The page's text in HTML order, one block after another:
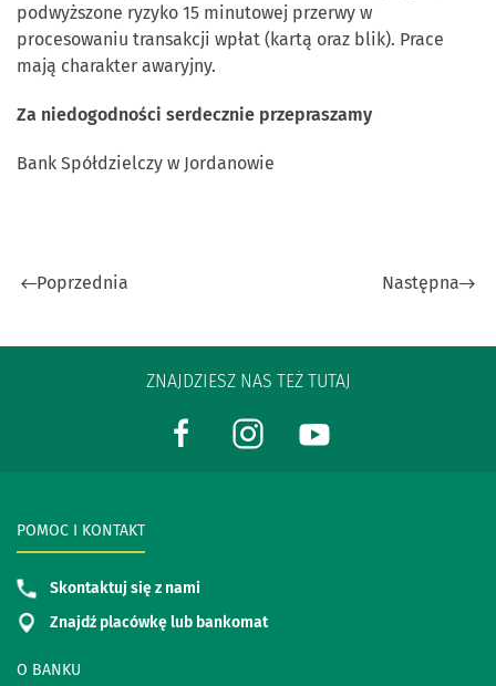
podwyższone ryzyko 15 minutowej przerwy w
procesowaniu transakcji wpłat (kartą oraz blik). Prace
mają charakter awaryjny.
Za niedogodności serdecznie przepraszamy
Bank Spółdzielczy w Jordanowie
Poprzednia Następna
ZNAJDZIESZ NAS TEŻ TUTAJ
O BANKU
POMOC I KONTAKT
Skontaktuj się z nami
Znajdź placówkę lub bankomat